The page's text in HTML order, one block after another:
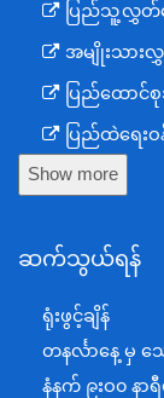
ပြည်သူ့လွှတ်
အမျိုးသား
ပြည်ထောင်စု
ပြည်ထဲရေးဝ
ကာကွယ်ရေးဝ
စီမံကိန်း၊ဘဏ္ဍ
ရင်းနှီးမြှုပ်
အပြည်ပြည်ဆို
ပြန်ကြားရေး
Show more
ဆက်သွယ်ရန်
ရုံးဖွင့်ချိန်
တနင်္လာနေ့ မှ သ
နံနက် ၉းဝ၀ နာ